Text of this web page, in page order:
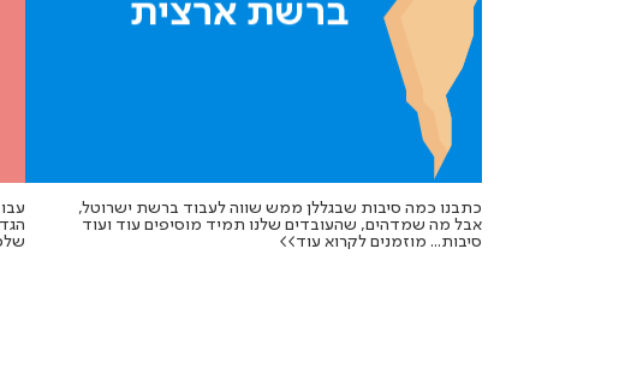
כתבנו כמה סיבות שבגללן ממש שווה לעבוד ברשת ישרוטל,
אבל מה שמדהים, שהעובדים שלנו תמיד מוסיפים עוד ועוד
סיבות... מוזמנים לקרוא עוד>>